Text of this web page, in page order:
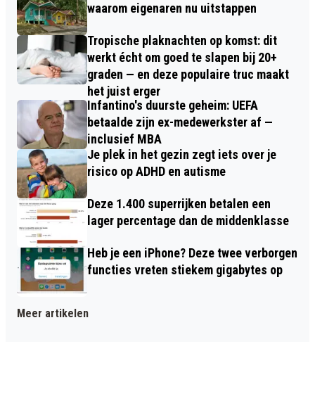
waarom eigenaren nu uitstappen
Tropische plaknachten op komst: dit
werkt écht om goed te slapen bij 20+
graden — en deze populaire truc maakt
het juist erger
Infantino's duurste geheim: UEFA
betaalde zijn ex-medewerkster af —
inclusief MBA
Je plek in het gezin zegt iets over je
risico op ADHD en autisme
Deze 1.400 superrijken betalen een
lager percentage dan de middenklasse
Heb je een iPhone? Deze twee verborgen
functies vreten stiekem gigabytes op
Meer artikelen